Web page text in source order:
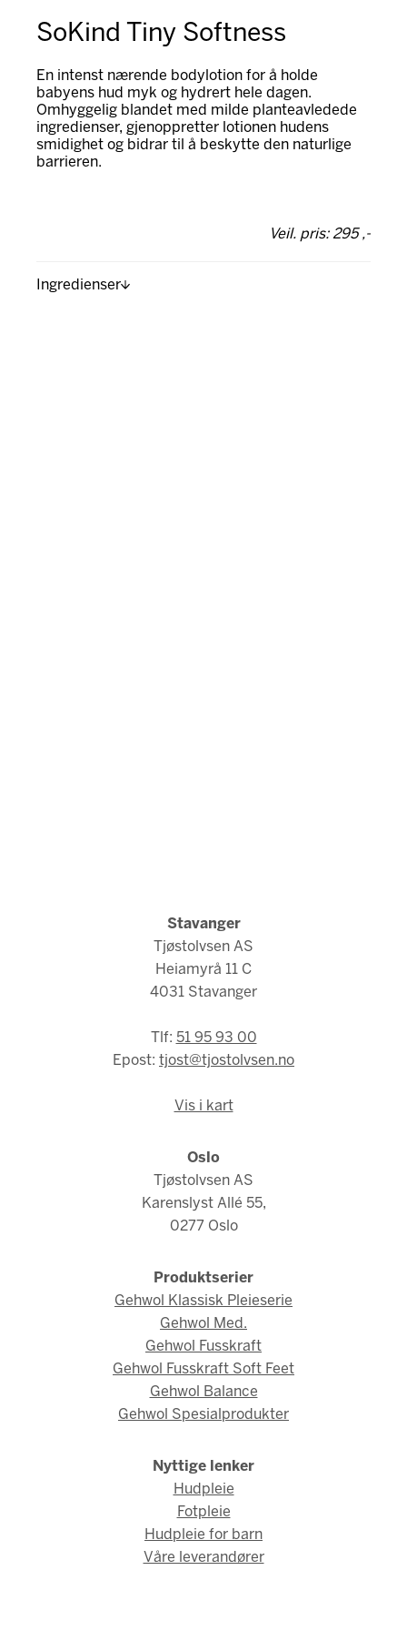
SoKind Tiny Softness
En intenst nærende bodylotion for å holde
babyens hud myk og hydrert hele dagen.
Omhyggelig blandet med milde planteavledede
ingredienser, gjenoppretter lotionen hudens
smidighet og bidrar til å beskytte den naturlige
barrieren.
Veil. pris: 295 ,-
Ingredienser
Stavanger
Tjøstolvsen AS
Heiamyrå 11 C
4031 Stavanger
Tlf: 51 95 93 00
Epost: tjost@tjostolvsen.no
Vis i kart
Oslo
Tjøstolvsen AS
Karenslyst Allé 55,
0277 Oslo
Produktserier
Gehwol Klassisk Pleieserie
Gehwol Med.
Gehwol Fusskraft
Gehwol Fusskraft Soft Feet
Gehwol Balance
Gehwol Spesialprodukter
Nyttige lenker
Hudpleie
Fotpleie
Hudpleie for barn
Våre leverandører